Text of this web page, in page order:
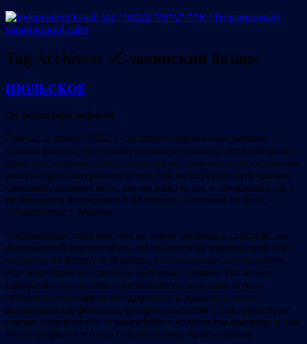
Tag Archives: «Славянский базар»
ИЮЛЬСКОЕ
От редактора belisrael
Сейчас, в начале 2024, а следовало значительно раньше, я
должен сказать, что сделал огромную ошибку, когда позволил
тому, кто называет себя политологом, завалить сайт огромным
количеством материалом о том, как он борется за улучшение
синеокой, поливая всех, как во власти, так и сбежавших, да и
не имеющих отношение к политике, в отличие от него,
остающегося в Минске.
“Обезопасив” себя тем, что не имеет страниц в соцсетях, не
выходивший протестовать, он свалился на израильский сайт,
но никак не Беларусь-Израиль, как позволяли его называть
еще некоторые из слишком разумных, решив, что можно
превратить его в свою собственность, и за свои опусы,
поскольку в Беларуси все дорожает и дорожает, начал
выцыганивать финансы, которые достигли 5 тыс. баксов, не
считая украденного огромнейшего количества времени, в том
числе оторванного ото сна, поскольку присылаемые